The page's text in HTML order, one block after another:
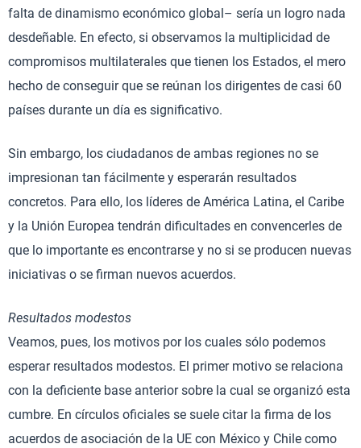
falta de dinamismo económico global– sería un logro nada
desdeñable. En efecto, si observamos la multiplicidad de
compromisos multilaterales que tienen los Estados, el mero
hecho de conseguir que se reúnan los dirigentes de casi 60
países durante un día es significativo.
Sin embargo, los ciudadanos de ambas regiones no se
impresionan tan fácilmente y esperarán resultados
concretos. Para ello, los líderes de América Latina, el Caribe
y la Unión Europea tendrán dificultades en convencerles de
que lo importante es encontrarse y no si se producen nuevas
iniciativas o se firman nuevos acuerdos.
Resultados modestos
Veamos, pues, los motivos por los cuales sólo podemos
esperar resultados modestos. El primer motivo se relaciona
con la deficiente base anterior sobre la cual se organizó esta
cumbre. En círculos oficiales se suele citar la firma de los
acuerdos de asociación de la UE con México y Chile como